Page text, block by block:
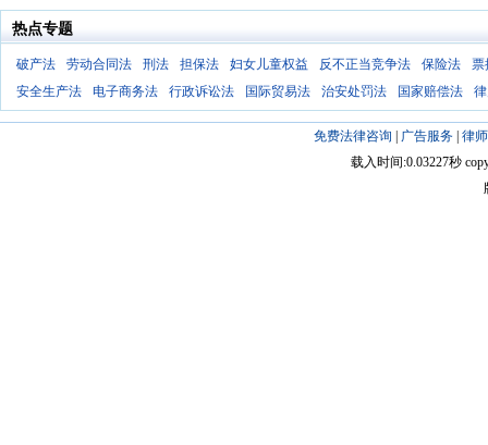
热点专题
破产法 劳动合同法 刑法 担保法 妇女儿童权益 反不正当竞争法 保险法
票
安全生产法
电子商务法 行政诉讼法 国际贸易法 治安处罚法 国家赔偿法
免费法律咨询 广告服务| 律
载入时间:0.03227秒